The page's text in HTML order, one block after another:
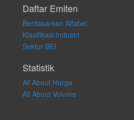
pribadi. Kami tidak memberi anjuran,
membeli, menjual atau melakukan
transaksi perdagangan apapun, dan kami
atas keputusan investasi yang dilakukan
apapun juga, yang diakibatkan secara
langsung atas konten pada website ini.
Daftar Emiten
Berdasarkan Alfabet
Klasifikasi Industri
Sektor BEI
Statistik
All About Harga
All About Volume